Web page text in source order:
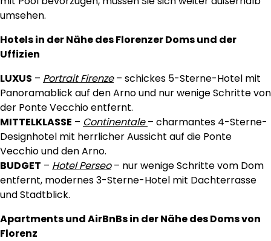
umsehen.
Hotels in der Nähe des Florenzer Doms und der
Uffizien
LUXUS – Portrait Firenze– schickes 5-Sterne-Hotel mit
Panoramablick auf den Arno und nur wenige Schritte von
der Ponte Vecchio entfernt.
MITTELKLASSE – Continentale – charmantes 4-Sterne-
Designhotel mit herrlicher Aussicht auf die Ponte
Vecchio und den Arno.
BUDGET – Hotel Perseo– nur wenige Schritte vom Dom
entfernt, modernes 3-Sterne-Hotel mit Dachterrasse
und Stadtblick.
Apartments und AirBnBs in der Nähe des Doms von
Florenz